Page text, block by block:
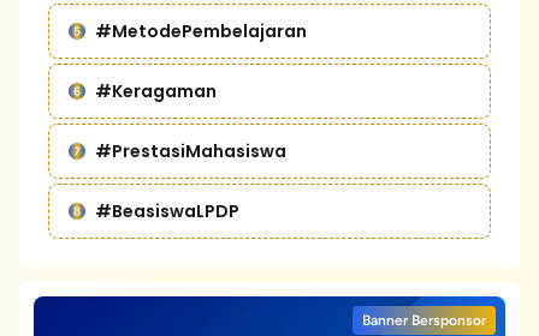
#MetodePembelajaran
#Keragaman
#PrestasiMahasiswa
#BeasiswaLPDP
Banner Bersponsor